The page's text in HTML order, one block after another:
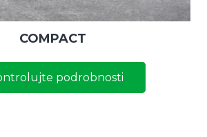
COMPACT
podrobnosti